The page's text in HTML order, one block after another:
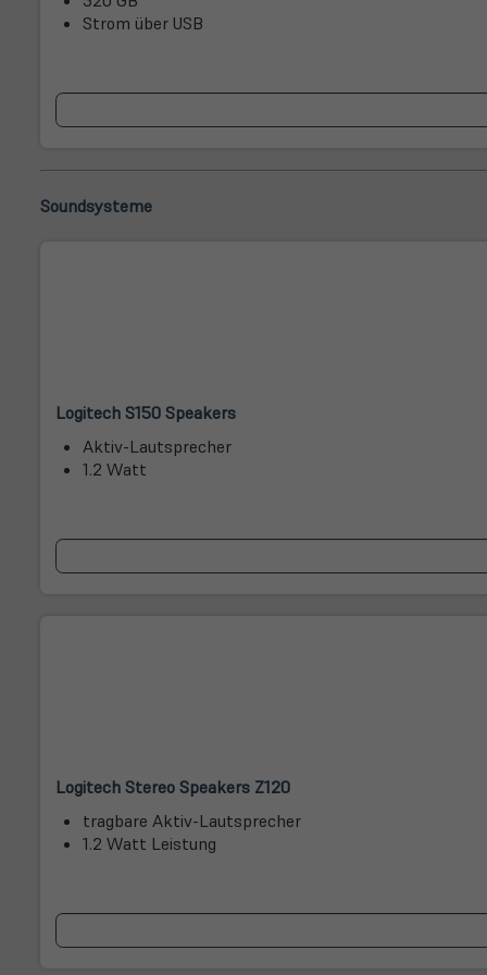
Tab) Strom über USB
Soundsysteme
(öffnet
neuem
Tab)
Logitech S150 Speakers(öffnet
Aktiv-Lautsprecher
1.2 Watt
(öffnet
neuem
Tab)
Logitech Stereo Speakers Z120(öffnet
neuem
tragbare Aktiv-Lautsprecher
1.2 Watt Leistung